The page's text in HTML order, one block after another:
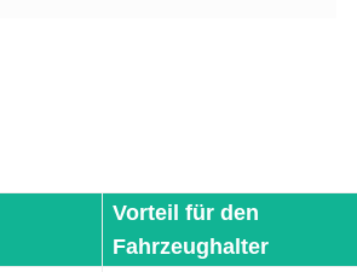
Vorteil für den
Fahrzeughalter